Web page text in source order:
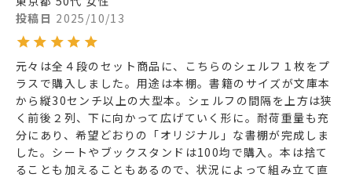
投稿日 2025/10/13
元々は全４段のセット商品に、こちらのシェルフ１枚をプ
ラスで購入しました。用途は本棚。書籍のサイズが文庫本
から縦30センチ以上の大型本。シェルフの間隔を上方は狭
く前後２列、下に向かって広げていく形に。耐荷重量も充
分にあり、希望どおりの「オリジナル」な書棚が完成しま
した。シートやブックスタンドは100均で購入。本は捨て
ることも加えることもあるので、状況によって組み立て直